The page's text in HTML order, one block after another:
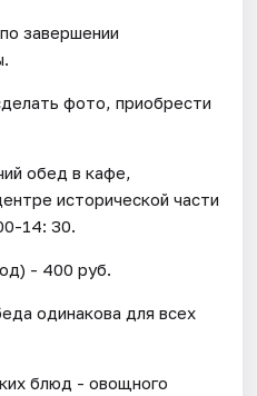
завершении
фото, приобрести
обед в кафе,
исторической части
14: 30.
- 400 руб.
одинакова для всех
блюд - овощного